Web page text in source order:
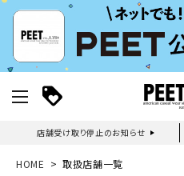
店舗受け取り停止のお知らせ
新規会員登録｜ログイン
HOME 取扱店舗一覧